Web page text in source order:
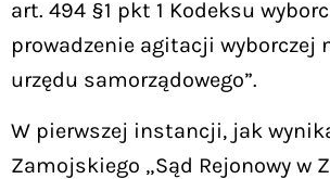
art. 494 §1 pkt 1 Kodeksu
prowadzenie agitacji wyborczej
urzędu samorządowego”.
W pierwszej instancji, jak
Zamojskiego „Sąd Rejonowy w